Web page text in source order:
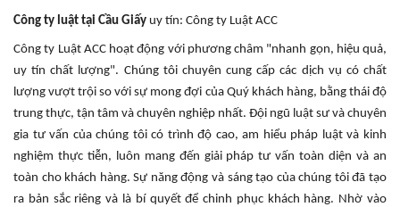
Công ty luật tại Cầu Giấy uy tín: Công ty Luật ACC
Công ty Luật ACC hoạt động với phương châm "nhanh gọn, hiệu quả,
uy tín chất lượng". Chúng tôi chuyên cung cấp các dịch vụ có chất
lượng vượt trội so với sự mong đợi của Quý khách hàng, bằng thái độ
trung thực, tận tâm và chuyên nghiệp nhất. Đội ngũ luật sư và chuyên
gia tư vấn của chúng tôi có trình độ cao, am hiểu pháp luật và kinh
nghiệm thực tiễn, luôn mang đến giải pháp tư vấn toàn diện và an
toàn cho khách hàng. Sự năng động và sáng tạo của chúng tôi đã tạo
ra bản sắc riêng và là bí quyết để chinh phục khách hàng. Nhờ vào